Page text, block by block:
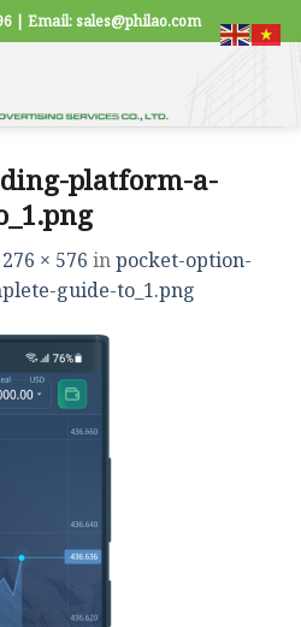
| Email: sales@philao.com
platform-a-
276 × 576 inpocket-option-
guide-to_1.png